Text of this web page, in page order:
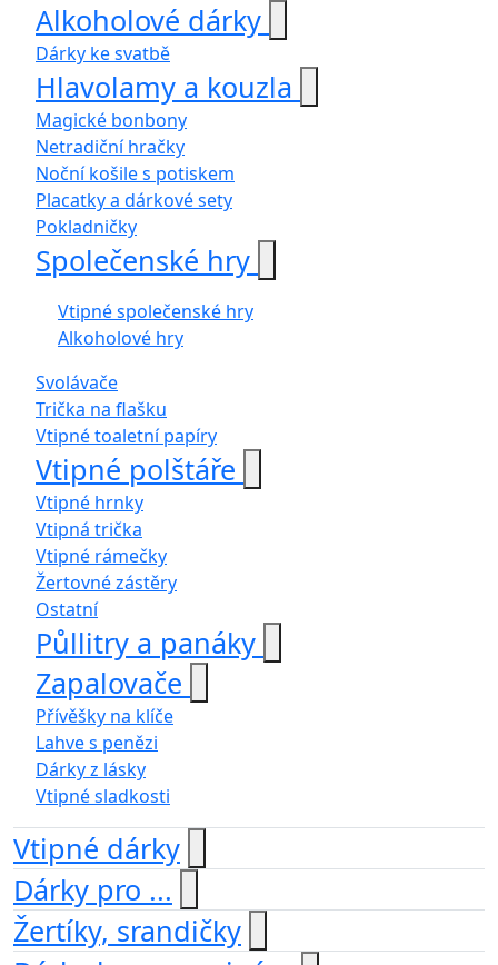
Alkoholové dárky
Dárky ke svatbě
Hlavolamy a kouzla
Magické bonbony
Netradiční hračky
Noční košile s potiskem
Placatky a dárkové sety
Pokladničky
Společenské hry
Vtipné společenské hry
Alkoholové hry
Svolávače
Trička na flašku
Vtipné toaletní papíry
Vtipné polštáře
Vtipné hrnky
Vtipná trička
Vtipné rámečky
Žertovné zástěry
Ostatní
Půllitry a panáky
Zapalovače
Přívěšky na klíče
Lahve s penězi
Dárky z lásky
Vtipné sladkosti
Vtipné dárky
Dárky pro ...
Žertíky, srandičky